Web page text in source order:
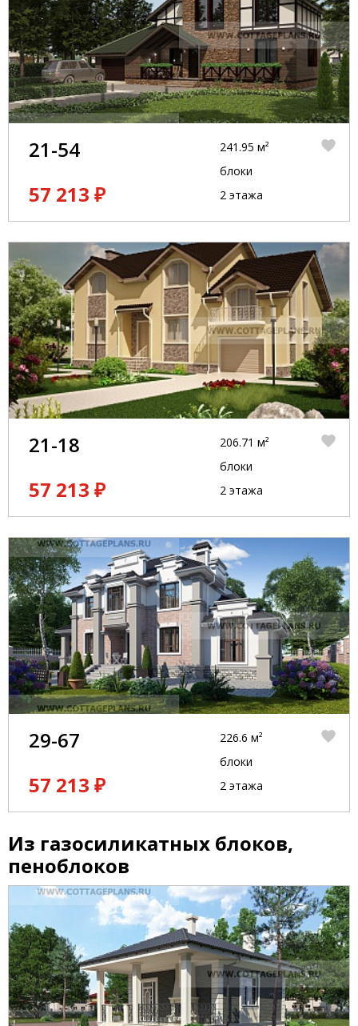
21-54
57 213 ₽
241.95 м²
блоки
2 этажа
21-18
57 213 ₽
206.71 м²
блоки
2 этажа
29-67
57 213 ₽
226.6 м²
блоки
2 этажа
Из газосиликатных блоков,
пеноблоков